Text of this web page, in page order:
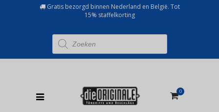
Gratis bezorgd binnen Nederland en België. Tot
15% staffelkorting
Producten
zoeken
0